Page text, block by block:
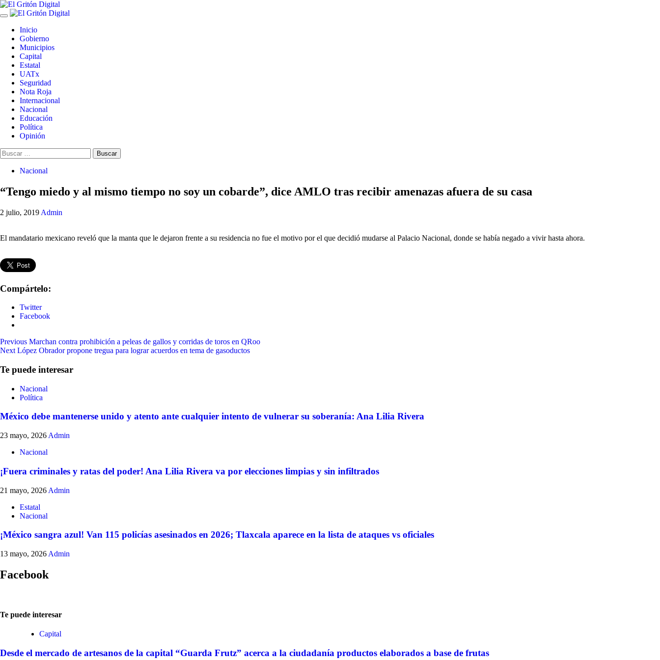
Skip
to
Primary
Inicio
Gobierno
Municipios
Capital
Estatal
UATx
Seguridad
Nota Roja
Internacional
Nacional
Educación
Política
Opinión
Buscar:
Nacional
“Tengo miedo y al mismo tiempo no soy un cobarde”, dice AMLO tras recibir amenazas afuera de su casa
2 julio, 2019 Admin
El mandatario mexicano reveló que la manta que le dejaron frente a su residencia no fue el motivo por el que decidió mudarse al Palacio Nacional, donde se había negado a vivir hasta ahora.
Compártelo:
Twitter
Facebook
Continue
Reading
Previous Marchan contra prohibición a peleas de gallos y corridas de toros en QRoo
Next López Obrador propone tregua para lograr acuerdos en tema de gasoductos
Te puede interesar
Nacional
Política
México debe mantenerse unido y atento ante cualquier intento de vulnerar su soberanía: Ana Lilia Rivera
23 mayo, 2026 Admin
Nacional
¡Fuera criminales y ratas del poder! Ana Lilia Rivera va por elecciones limpias y sin infiltrados
21 mayo, 2026 Admin
Estatal
Nacional
¡México sangra azul! Van 115 policías asesinados en 2026; Tlaxcala aparece en la lista de ataques vs oficiales
13 mayo, 2026 Admin
Facebook
Te puede interesar
Capital
Desde el mercado de artesanos de la capital “Guarda Frutz” acerca a la ciudadanía productos elaborados a base de frutas